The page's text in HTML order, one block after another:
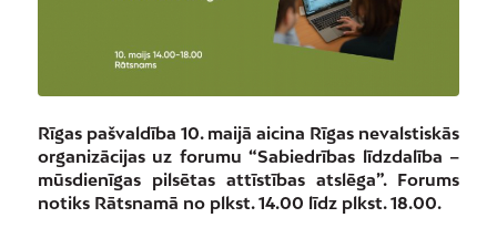
Rīgas pašvaldība 10. maijā aicina Rīgas nevalstiskās
organizācijas uz forumu “Sabiedrības līdzdalība –
mūsdienīgas pilsētas attīstības atslēga”. Forums
notiks Rātsnamā no plkst. 14.00 līdz plkst. 18.00.